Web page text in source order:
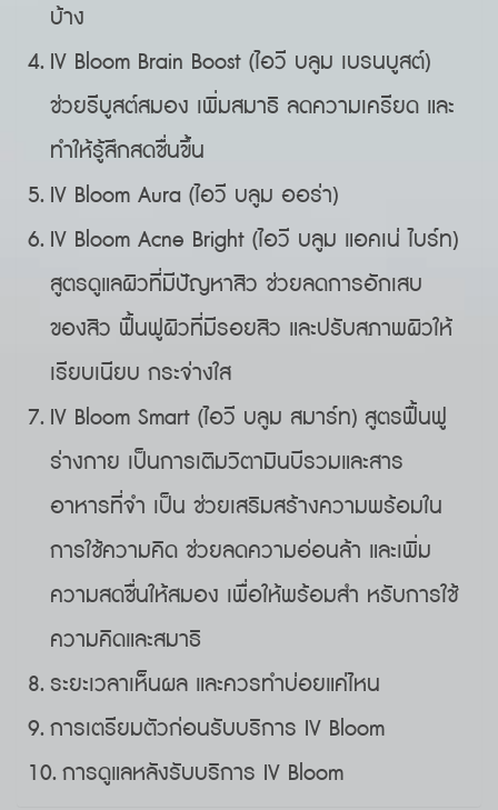
บ้าง
IV Bloom Brain Boost (ไอวี บลูม เบรนบูสต์)
ช่วยรีบูสต์สมอง เพิ่มสมาธิ ลดความเครียด และ
ทำให้รู้สึกสดชื่นขึ้น
IV Bloom Aura (ไอวี บลูม ออร่า)
IV Bloom Acne Bright (ไอวี บลูม แอคเน่ ไบร์ท)
สูตรดูแลผิวที่มีปัญหาสิว ช่วยลดการอักเสบ
ของสิว ฟื้นฟูผิวที่มีรอยสิว และปรับสภาพผิวให้
เรียบเนียบ กระจ่างใส
IV Bloom Smart (ไอวี บลูม สมาร์ท) สูตรฟื้นฟู
ร่างกาย เป็นการเติมวิตามินบีรวมและสาร
อาหารที่จำ เป็น ช่วยเสริมสร้างความพร้อมใน
การใช้ความคิด ช่วยลดความอ่อนล้า และเพิ่ม
ความสดชื่นให้สมอง เพื่อให้พร้อมสำ หรับการใช้
ความคิดและสมาธิ
ระยะเวลาเห็นผล และควรทำบ่อยแค่ไหน
การเตรียมตัวก่อนรับบริการ IV Bloom
การดูแลหลังรับบริการ IV Bloom